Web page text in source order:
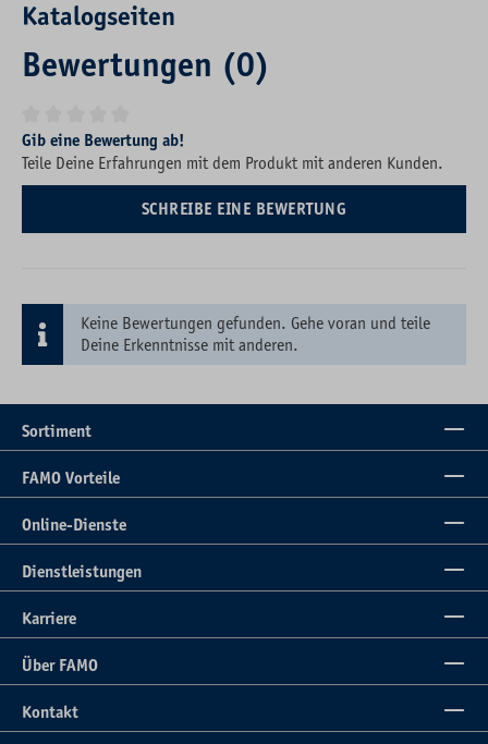
Katalogseiten
Bewertungen (0)
Durchschnittliche Bewertung von 0 von 5 Sternen
Gib eine Bewertung ab!
Teile Deine Erfahrungen mit dem Produkt mit anderen Kunden.
SCHREIBE EINE BEWERTUNG
Keine Bewertungen gefunden. Gehe voran und teile
Deine Erkenntnisse mit anderen.
Sortiment
FAMO Vorteile
Online-Dienste
Dienstleistungen
Karriere
Über FAMO
Kontakt